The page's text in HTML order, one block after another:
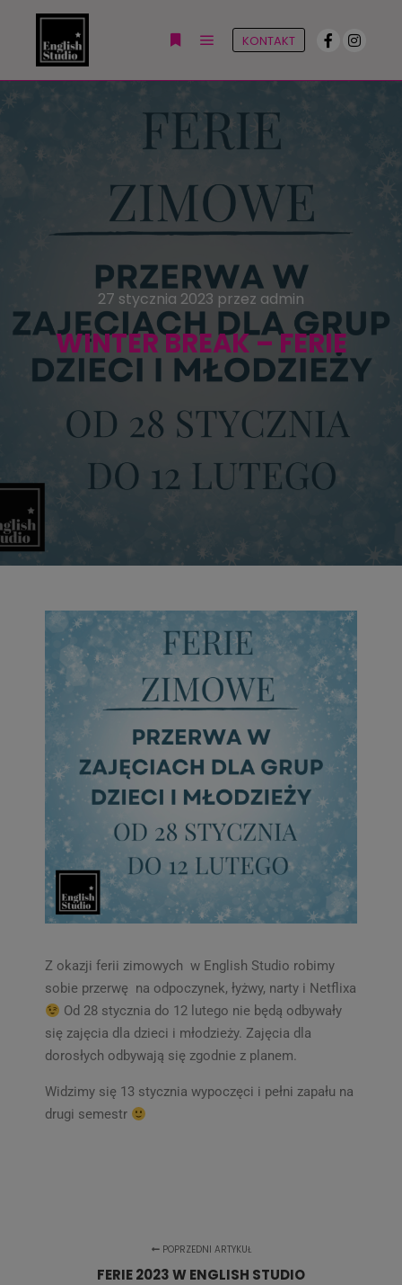
KONTAKT
27 stycznia 2023 przez admin
WINTER BREAK – FERIE
Z okazji ferii zimowych w English Studio robimy
sobie przerwę na odpoczynek, łyżwy, narty i Netflixa
Od 28 stycznia do 12 lutego nie będą odbywały
się zajęcia dla dzieci i młodzieży. Zajęcia dla
dorosłych odbywają się zgodnie z planem.
Widzimy się 13 stycznia wypoczęci i pełni zapału na
drugi semestr
POPRZEDNI ARTYKUŁ
FERIE 2023 W ENGLISH STUDIO